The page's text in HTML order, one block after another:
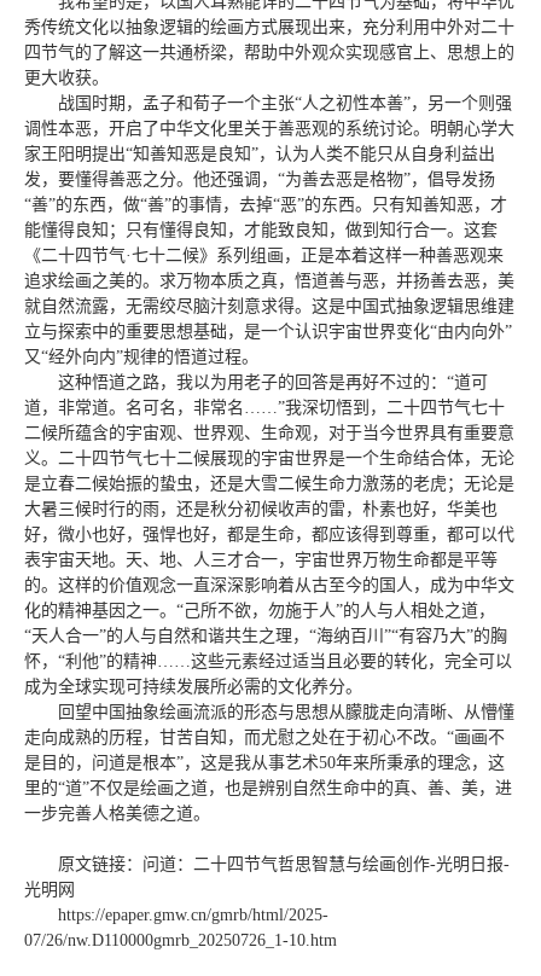
秀传统文化以抽象逻辑的绘画方式展现出来，充分利用中外对二十
四节气的了解这一共通桥梁，帮助中外观众实现感官上、思想上的
更大收获。
战国时期，孟子和荀子一个主张“人之初性本善”，另一个则强
调性本恶，开启了中华文化里关于善恶观的系统讨论。明朝心学大
家王阳明提出“知善知恶是良知”，认为人类不能只从自身利益出
发，要懂得善恶之分。他还强调，“为善去恶是格物”，倡导发扬
“善”的东西，做“善”的事情，去掉“恶”的东西。只有知善知恶，才
能懂得良知；只有懂得良知，才能致良知，做到知行合一。这套
《二十四节气·七十二候》系列组画，正是本着这样一种善恶观来
追求绘画之美的。求万物本质之真，悟道善与恶，并扬善去恶，美
就自然流露，无需绞尽脑汁刻意求得。这是中国式抽象逻辑思维建
立与探索中的重要思想基础，是一个认识宇宙世界变化“由内向外”
又“经外向内”规律的悟道过程。
这种悟道之路，我以为用老子的回答是再好不过的：“道可
道，非常道。名可名，非常名……”我深切悟到，二十四节气七十
二候所蕴含的宇宙观、世界观、生命观，对于当今世界具有重要意
义。二十四节气七十二候展现的宇宙世界是一个生命结合体，无论
是立春二候始振的蛰虫，还是大雪二候生命力激荡的老虎；无论是
大暑三候时行的雨，还是秋分初候收声的雷，朴素也好，华美也
好，微小也好，强悍也好，都是生命，都应该得到尊重，都可以代
表宇宙天地。天、地、人三才合一，宇宙世界万物生命都是平等
的。这样的价值观念一直深深影响着从古至今的国人，成为中华文
化的精神基因之一。“己所不欲，勿施于人”的人与人相处之道，
“天人合一”的人与自然和谐共生之理，“海纳百川”“有容乃大”的胸
怀，“利他”的精神……这些元素经过适当且必要的转化，完全可以
成为全球实现可持续发展所必需的文化养分。
回望中国抽象绘画流派的形态与思想从朦胧走向清晰、从懵懂
走向成熟的历程，甘苦自知，而尤慰之处在于初心不改。“画画不
是目的，问道是根本”，这是我从事艺术50年来所秉承的理念，这
里的“道”不仅是绘画之道，也是辨别自然生命中的真、善、美，进
一步完善人格美德之道。
原文链接：问道：二十四节气哲思智慧与绘画创作-光明日报-
光明网
https://epaper.gmw.cn/gmrb/html/2025-
07/26/nw.D110000gmrb_20250726_1-10.htm